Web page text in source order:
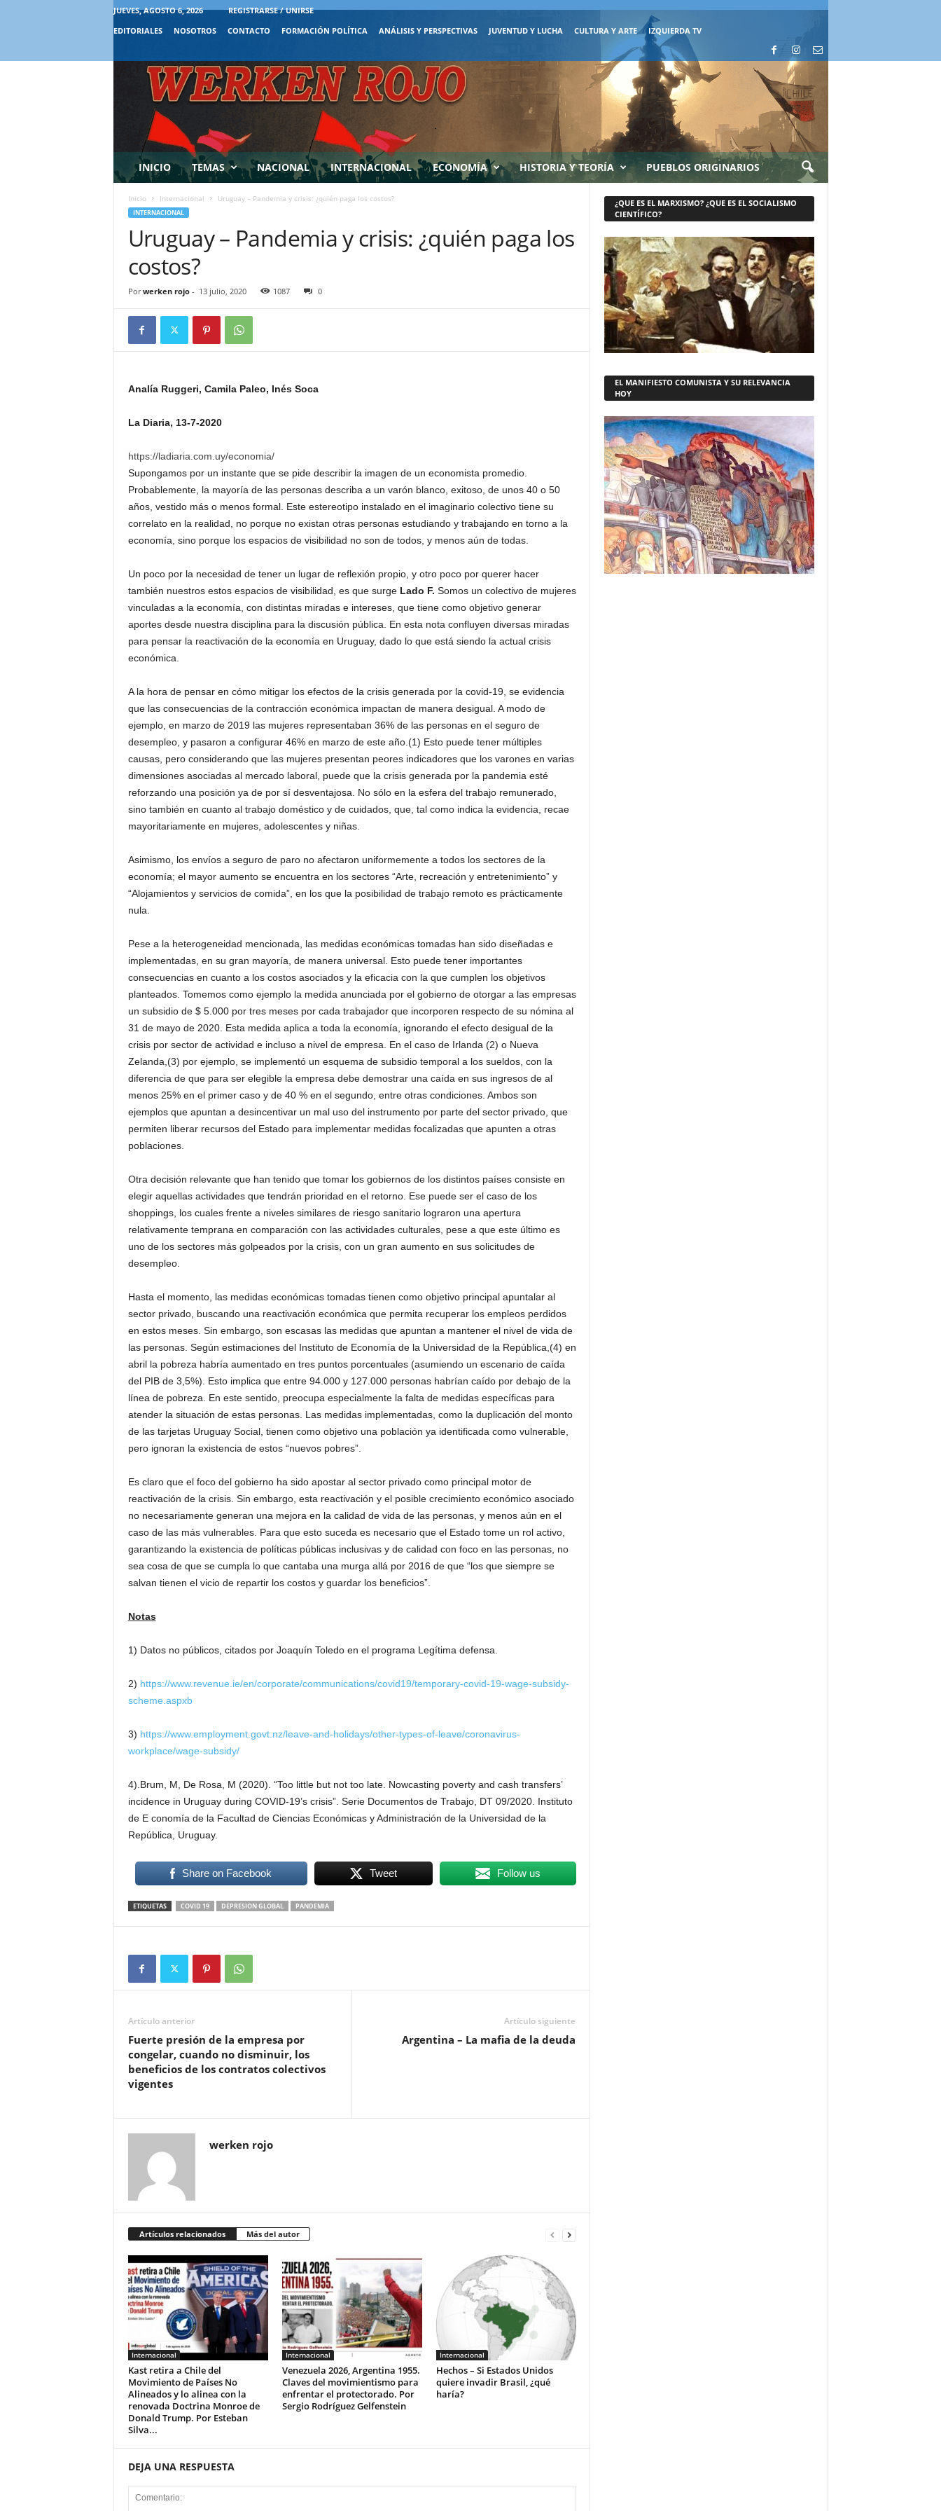
JUEVES, AGOSTO 6, 2026
REGISTRARSE / UNIRSE
EDITORIALES
NOSOTROS CONTACTO FORMACIÓN POLÍTICA ANÁLISIS Y PERSPECTIVAS JUVENTUD Y LUCHA CULTURA Y ARTE IZQUIERDA TV
INICIO TEMAS NACIONAL INTERNACIONAL ECONOMÍA HISTORIA Y TEORÍA PUEBLOS ORIGINARIOS
Inicio Internacional Uruguay – Pandemia y crisis: ¿quién paga los costos?
INTERNACIONAL
Uruguay – Pandemia y crisis: ¿quién paga los
costos?
Por werken rojo- 13 julio, 2020 1087 0
Analía Ruggeri, Camila Paleo, Inés Soca
La Diaria, 13-7-2020
https://ladiaria.com.uy/economia/
Supongamos por un instante que se pide describir la imagen de un economista promedio.
Probablemente, la mayoría de las personas describa a un varón blanco, exitoso, de unos 40 o 50
años, vestido más o menos formal. Este estereotipo instalado en el imaginario colectivo tiene su
correlato en la realidad, no porque no existan otras personas estudiando y trabajando en torno a la
economía, sino porque los espacios de visibilidad no son de todos, y menos aún de todas.
Un poco por la necesidad de tener un lugar de reflexión propio, y otro poco por querer hacer
también nuestros estos espacios de visibilidad, es que surge Lado F. Somos un colectivo de mujeres
vinculadas a la economía, con distintas miradas e intereses, que tiene como objetivo generar
aportes desde nuestra disciplina para la discusión pública. En esta nota confluyen diversas miradas
para pensar la reactivación de la economía en Uruguay, dado lo que está siendo la actual crisis
económica.
A la hora de pensar en cómo mitigar los efectos de la crisis generada por la covid-19, se evidencia
que las consecuencias de la contracción económica impactan de manera desigual. A modo de
ejemplo, en marzo de 2019 las mujeres representaban 36% de las personas en el seguro de
desempleo, y pasaron a configurar 46% en marzo de este año.(1) Esto puede tener múltiples
causas, pero considerando que las mujeres presentan peores indicadores que los varones en varias
dimensiones asociadas al mercado laboral, puede que la crisis generada por la pandemia esté
reforzando una posición ya de por sí desventajosa. No sólo en la esfera del trabajo remunerado,
sino también en cuanto al trabajo doméstico y de cuidados, que, tal como indica la evidencia, recae
mayoritariamente en mujeres, adolescentes y niñas.
Asimismo, los envíos a seguro de paro no afectaron uniformemente a todos los sectores de la
economía; el mayor aumento se encuentra en los sectores “Arte, recreación y entretenimiento” y
“Alojamientos y servicios de comida”, en los que la posibilidad de trabajo remoto es prácticamente
nula.
Pese a la heterogeneidad mencionada, las medidas económicas tomadas han sido diseñadas e
implementadas, en su gran mayoría, de manera universal. Esto puede tener importantes
consecuencias en cuanto a los costos asociados y la eficacia con la que cumplen los objetivos
planteados. Tomemos como ejemplo la medida anunciada por el gobierno de otorgar a las empresas
un subsidio de $ 5.000 por tres meses por cada trabajador que incorporen respecto de su nómina al
31 de mayo de 2020. Esta medida aplica a toda la economía, ignorando el efecto desigual de la
crisis por sector de actividad e incluso a nivel de empresa. En el caso de Irlanda (2) o Nueva
Zelanda,(3) por ejemplo, se implementó un esquema de subsidio temporal a los sueldos, con la
diferencia de que para ser elegible la empresa debe demostrar una caída en sus ingresos de al
menos 25% en el primer caso y de 40 % en el segundo, entre otras condiciones. Ambos son
ejemplos que apuntan a desincentivar un mal uso del instrumento por parte del sector privado, que
permiten liberar recursos del Estado para implementar medidas focalizadas que apunten a otras
poblaciones.
Otra decisión relevante que han tenido que tomar los gobiernos de los distintos países consiste en
elegir aquellas actividades que tendrán prioridad en el retorno. Ese puede ser el caso de los
shoppings, los cuales frente a niveles similares de riesgo sanitario lograron una apertura
relativamente temprana en comparación con las actividades culturales, pese a que este último es
uno de los sectores más golpeados por la crisis, con un gran aumento en sus solicitudes de
desempleo.
Hasta el momento, las medidas económicas tomadas tienen como objetivo principal apuntalar al
sector privado, buscando una reactivación económica que permita recuperar los empleos perdidos
en estos meses. Sin embargo, son escasas las medidas que apuntan a mantener el nivel de vida de
las personas. Según estimaciones del Instituto de Economía de la Universidad de la República,(4) en
abril la pobreza habría aumentado en tres puntos porcentuales (asumiendo un escenario de caída
del PIB de 3,5%). Esto implica que entre 94.000 y 127.000 personas habrían caído por debajo de la
línea de pobreza. En este sentido, preocupa especialmente la falta de medidas específicas para
atender la situación de estas personas. Las medidas implementadas, como la duplicación del monto
de las tarjetas Uruguay Social, tienen como objetivo una población ya identificada como vulnerable,
pero ignoran la existencia de estos “nuevos pobres”.
Es claro que el foco del gobierno ha sido apostar al sector privado como principal motor de
reactivación de la crisis. Sin embargo, esta reactivación y el posible crecimiento económico asociado
no necesariamente generan una mejora en la calidad de vida de las personas, y menos aún en el
caso de las más vulnerables. Para que esto suceda es necesario que el Estado tome un rol activo,
garantizando la existencia de políticas públicas inclusivas y de calidad con foco en las personas, no
sea cosa de que se cumpla lo que cantaba una murga allá por 2016 de que “los que siempre se
salvan tienen el vicio de repartir los costos y guardar los beneficios”.
Notas
1) Datos no públicos, citados por Joaquín Toledo en el programa Legítima defensa.
2) https://www.revenue.ie/en/corporate/communications/covid19/temporary-covid-19-wage-subsidy-
scheme.aspxb
3) https://www.employment.govt.nz/leave-and-holidays/other-types-of-leave/coronavirus-
workplace/wage-subsidy/
4).Brum, M, De Rosa, M (2020). “Too little but not too late. Nowcasting poverty and cash transfers’
incidence in Uruguay during COVID-19’s crisis”. Serie Documentos de Trabajo, DT 09/2020. Instituto
de E conomía de la Facultad de Ciencias Económicas y Administración de la Universidad de la
República, Uruguay.
Share on Facebook Tweet Follow us
ETIQUETAS COVID 19 DEPRESION GLOBAL PANDEMIA
Artículo anterior
Fuerte presión de la empresa por
congelar, cuando no disminuir, los
beneficios de los contratos colectivos
vigentes
Artículo siguiente
Argentina – La mafia de la deuda
werken rojo
Artículos relacionados Más del autor
Internacional
Kast retira a Chile del
Movimiento de Países No
Alineados y lo alinea con la
renovada Doctrina Monroe de
Donald Trump. Por Esteban
Silva...
Internacional
Venezuela 2026, Argentina 1955.
Claves del movimientismo para
enfrentar el protectorado. Por
Sergio Rodríguez Gelfenstein
Internacional
Hechos – Si Estados Unidos
quiere invadir Brasil, ¿qué
haría?
DEJA UNA RESPUESTA
¿QUE ES EL MARXISMO? ¿QUE ES EL SOCIALISMO
CIENTÍFICO?
EL MANIFIESTO COMUNISTA Y SU RELEVANCIA
HOY